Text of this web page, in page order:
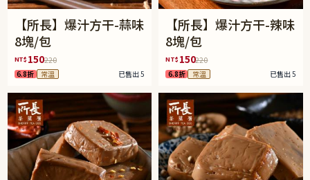
【所長】爆汁方干-蒜味
8塊/包
NT$ 150220
6.8折 常溫 已售出 5
【所長】爆汁方干-辣味
8塊/包
NT$ 150220
6.8折 常溫 已售出 5